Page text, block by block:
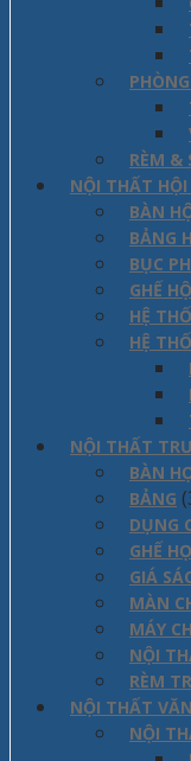
RÈM &
NỘI THẤT
BÀN
BẢNG
BỤC
GHẾ
HỆ
HỆ
NỘI THẤT
BÀN
BẢNG
DỤNG
GHẾ
GIÁ
MÀN
MÁY
NỘI
RÈM
NỘI THẤT
NỘI